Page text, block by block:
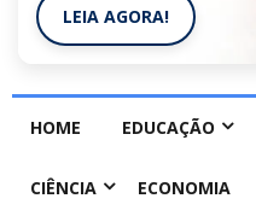
LEIA AGORA!
HOME EDUCAÇÃO
CIÊNCIA ECONOMIA